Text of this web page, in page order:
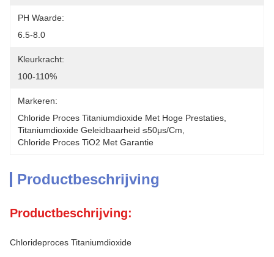
PH Waarde:
6.5-8.0
Kleurkracht:
100-110%
Markeren:
Chloride Proces Titaniumdioxide Met Hoge Prestaties
Titaniumdioxide Geleidbaarheid ≤50μs/cm
Chloride Proces TiO2 Met Garantie
Productbeschrijving
Productbeschrijving:
Chlorideproces Titaniumdioxide